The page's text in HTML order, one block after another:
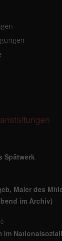
Spätwerk
Maler des
im Archiv)
im